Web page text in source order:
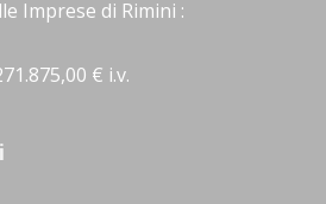
Imprese di Rimini :
€ i.v.